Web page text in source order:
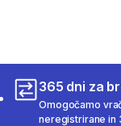
365 dni za
Omogočamo
neregistrirane in